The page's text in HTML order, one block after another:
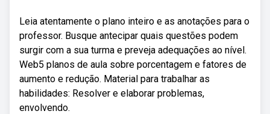
Leia atentamente o plano inteiro e as anotações para o
professor. Busque antecipar quais questões podem
surgir com a sua turma e preveja adequações ao nível.
Web5 planos de aula sobre porcentagem e fatores de
aumento e redução. Material para trabalhar as
habilidades: Resolver e elaborar problemas,
envolvendo.